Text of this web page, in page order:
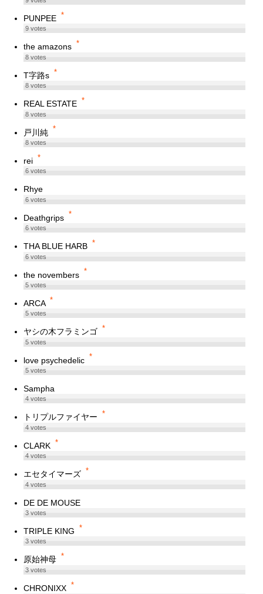
PUNPEE *
9votes
the amazons *
8votes
T字路s *
8votes
REAL ESTATE *
8votes
戸川純 *
8votes
rei *
6votes
Rhye
6votes
Deathgrips *
6votes
THA BLUE HARB *
6votes
the novembers *
5votes
ARCA *
5votes
ヤシの木フラミンゴ *
5votes
love psychedelic *
5votes
Sampha
4votes
トリプルファイヤー *
4votes
CLARK *
4votes
エセタイマーズ *
4votes
DE DE MOUSE
3votes
TRIPLE KING *
3votes
原始神母 *
3votes
CHRONIXX *